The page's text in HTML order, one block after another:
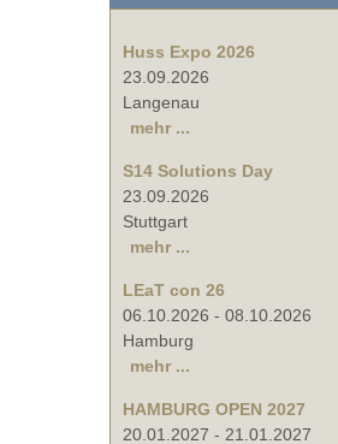
Huss Expo 2026
23.09.2026
Langenau
mehr ...
S14 Solutions Day
23.09.2026
Stuttgart
mehr ...
LEaT con 26
06.10.2026 - 08.10.2026
Hamburg
mehr ...
HAMBURG OPEN 2027
20.01.2027 - 21.01.2027